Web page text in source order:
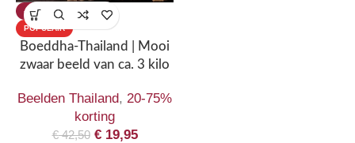
-53%
POPULAIR
Boeddha-Thailand | Mooi
zwaar beeld van ca. 3 kilo
Beelden Thailand, 20-75%
korting
€42,50 €19,95